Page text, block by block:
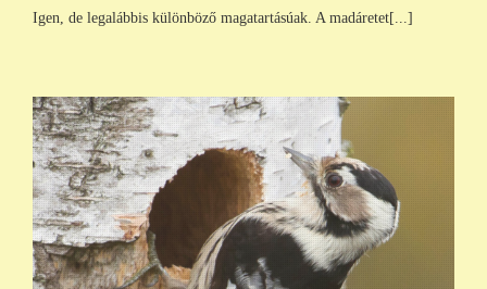
Igen, de legalábbis különböző magatartásúak. A madáretet[...]